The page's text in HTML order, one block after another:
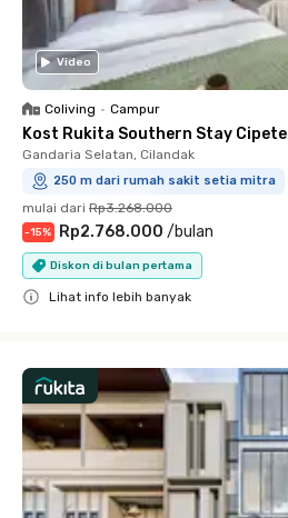
Video
Coliving • Campur
Kost Rukita Southern Stay Cipete
Gandaria Selatan, Cilandak
250 m dari rumah sakit setia mitra
mulai dari Rp3.268.000
-15% Rp2.768.000 /bulan
Diskon di bulan pertama
Lihat info lebih banyak